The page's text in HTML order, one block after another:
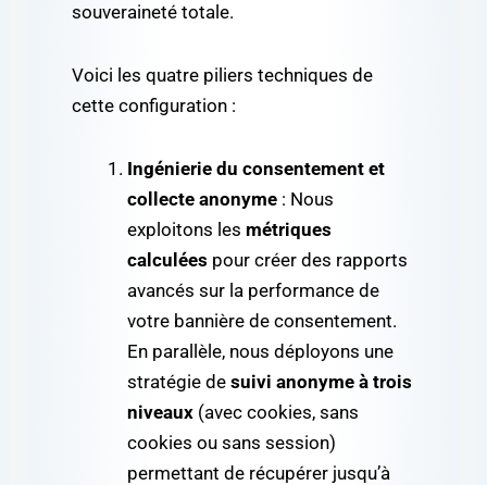
souveraineté totale.
Voici les quatre piliers techniques de
cette configuration :
Ingénierie du consentement et
collecte anonyme : Nous
exploitons les métriques
calculées pour créer des rapports
avancés sur la performance de
votre bannière de consentement.
En parallèle, nous déployons une
stratégie desuivi anonyme à trois
niveaux (avec cookies, sans
cookies ou sans session)
permettant de récupérer jusqu’à